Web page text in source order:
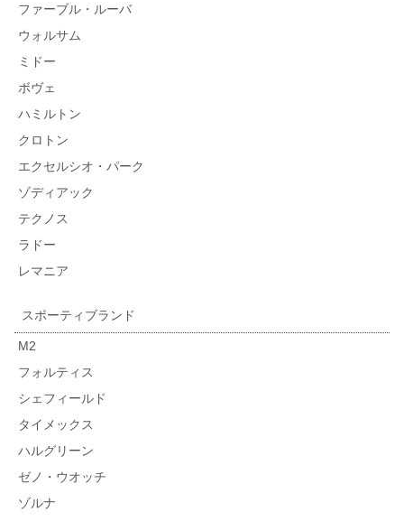
ファーブル・ルーバ
ウォルサム
ミドー
ボヴェ
ハミルトン
クロトン
エクセルシオ・パーク
ゾディアック
テクノス
ラドー
レマニア
スポーティブランド
M2
フォルティス
シェフィールド
タイメックス
ハルグリーン
ゼノ・ウオッチ
ゾルナ